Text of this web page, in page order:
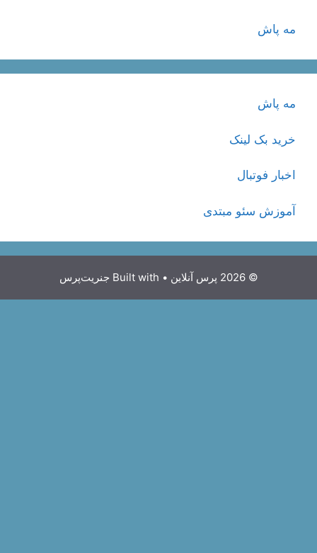
مه پاش
مه پاش
خرید بک لینک
اخبار فوتبال
آموزش سئو مبتدی
• Built with جنریت‌پرس